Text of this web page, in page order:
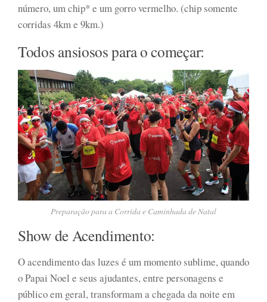
número, um chip* e um gorro vermelho. (chip somente
corridas 4km e 9km.)
Todos ansiosos para o começar:
Preparação para a Corrida e Caminhada de Natal
Show de Acendimento:
O acendimento das luzes é um momento sublime, quando
o Papai Noel e seus ajudantes, entre personagens e
público em geral, transformam a chegada da noite em